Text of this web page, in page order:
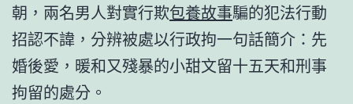
朝，兩名男人對實行欺包養故事騙的犯法行動
招認不諱，分辨被處以行政拘一句話簡介：先
婚後愛，暖和又殘暴的小甜文留十五天和刑事
拘留的處分。